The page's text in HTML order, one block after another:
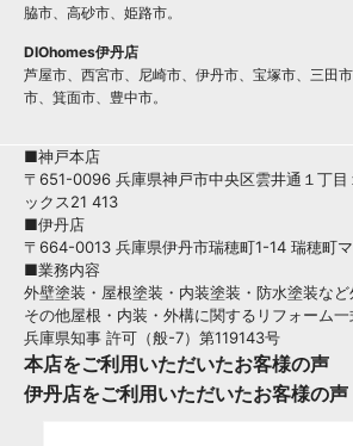
脇市、高砂市、姫路市。
DIOhomes伊丹店
芦屋市、西宮市、尼崎市、伊丹市、宝塚市、三田
市、箕面市、豊中市。
■神戸本店
〒651-0096 兵庫県神戸市中央区雲井通１丁
ックス21 413
■伊丹店
〒664-0013 兵庫県伊丹市瑞穂町1-14 瑞穂町
■業務内容
外壁塗装・屋根塗装・内装塗装・防水塗装など
その他屋根・内装・外構に関するリフォーム一
兵庫県知事 許可（般-7）第119143号
本店をご利用いただいたお客様の声
伊丹店をご利用いただいたお客様の声